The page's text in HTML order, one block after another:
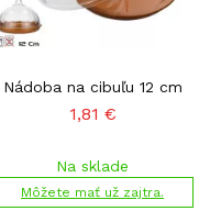
Nádoba na cibuľu 12 cm
1,81 €
Na sklade
Môžete mať už zajtra.